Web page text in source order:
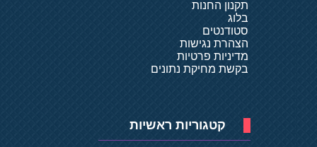
תקנון החנות
בלוג
סטודנטים
הצהרת נגישות
מדיניות פרטיות
בקשת מחיקת נתונים
קטגוריות ראשיות